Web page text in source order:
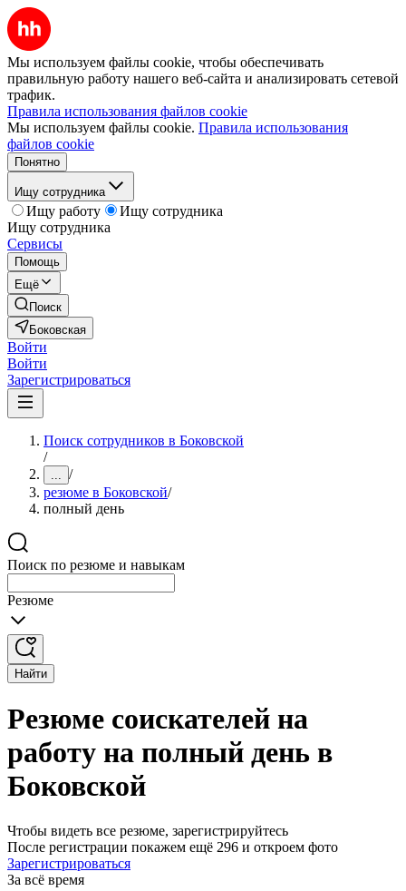
Мы используем файлы cookie, чтобы обеспечивать
правильную работу нашего веб-сайта и анализировать сетевой
трафик.
Правила использования файлов cookie
Мы используем файлы cookie. Правила использования
файлов cookie
Понятно
Ищу сотрудника
Ищу работу
Ищу сотрудника
Ищу сотрудника
Сервисы
Помощь
Ещё
Поиск
Боковская
Войти
Войти
Зарегистрироваться
Поиск сотрудников в Боковской
/
... /
резюме в Боковской/
полный день
Поиск по резюме и навыкам
Резюме
Найти
Резюме соискателей на
работу на полный день в
Боковской
Чтобы видеть все резюме, зарегистрируйтесь
После регистрации покажем ещё 296 и откроем фото
Зарегистрироваться
За всё время